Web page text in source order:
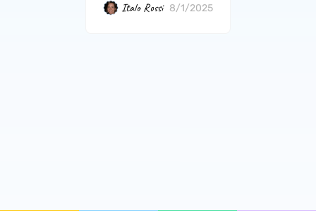
Italo Rossi 8/1/2025